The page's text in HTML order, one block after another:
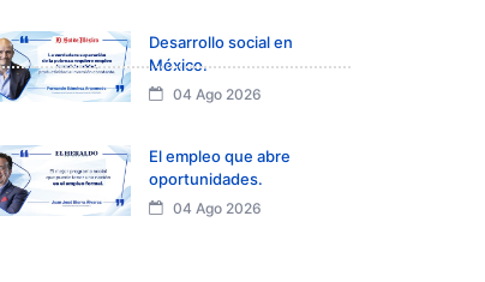
Desarrollo social en
México.
04 Ago 2026
El empleo que abre
oportunidades.
04 Ago 2026